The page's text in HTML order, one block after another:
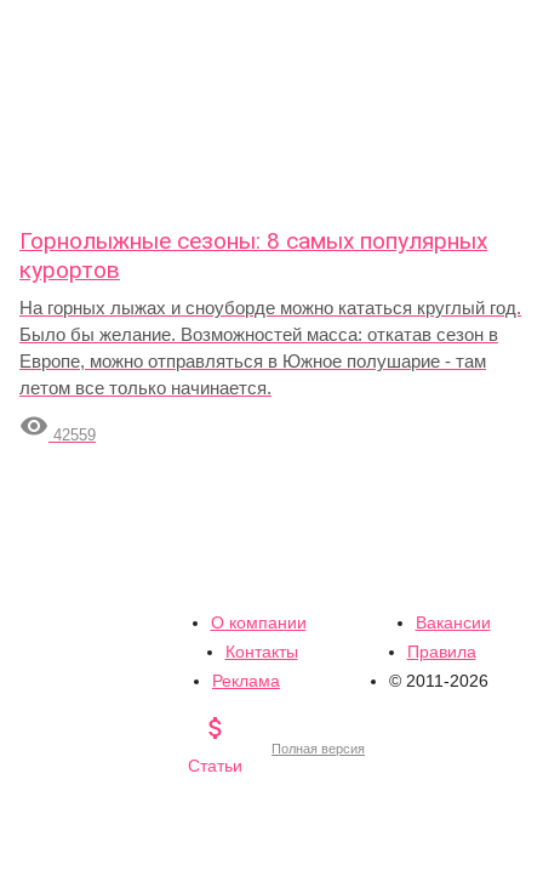
Горнолыжные сезоны: 8 самых популярных
курортов
На горных лыжах и сноуборде можно кататься круглый год.
Было бы желание. Возможностей масса: откатав сезон в
Европе, можно отправляться в Южное полушарие - там
летом все только начинается.
 42559
О компании
Вакансии
Контакты
Правила
Реклама
© 2011-2026

Статьи
Полная версия